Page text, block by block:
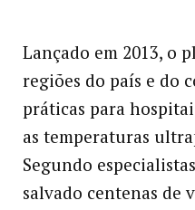
Lançado em 2013, o
regiões do país e do
práticas para
as temperaturas
Segundo
salvado centenas de